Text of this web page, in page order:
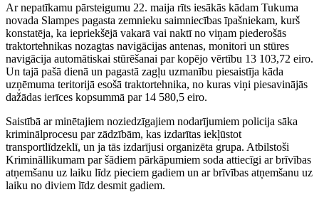
Ar nepatīkamu pārsteigumu 22. maija rīts iesākās kādam Tukuma
novada Slampes pagasta zemnieku saimniecības īpašniekam, kurš
konstatēja, ka iepriekšējā vakarā vai naktī no viņam piederošās
traktortehnikas nozagtas navigācijas antenas, monitori un stūres
navigācija automātiskai stūrēšanai par kopējo vērtību 13 103,72 eiro.
Un tajā pašā dienā un pagastā zagļu uzmanību piesaistīja kāda
uzņēmuma teritorijā esošā traktortehnika, no kuras viņi piesavinājās
dažādas ierīces kopsummā par 14 580,5 eiro.
Saistībā ar minētajiem noziedzīgajiem nodarījumiem policija sāka
kriminālprocesu par zādzībām, kas izdarītas iekļūstot
transportlīdzeklī, un ja tās izdarījusi organizēta grupa. Atbilstoši
Krimināllikumam par šādiem pārkāpumiem soda attiecīgi ar brīvības
atņemšanu uz laiku līdz pieciem gadiem un ar brīvības atņemšanu uz
laiku no diviem līdz desmit gadiem.